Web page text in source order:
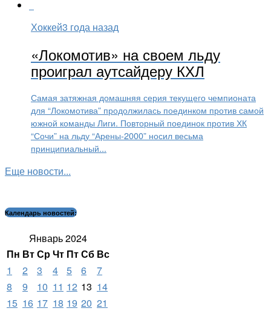
Хоккей3 года назад
«Локомотив» на своем льду
проиграл аутсайдеру КХЛ
Самая затяжная домашняя серия текущего чемпионата
для “Локомотива” продолжилась поединком против самой
южной команды Лиги. Повторный поединок против ХК
“Сочи” на льду “Арены-2000” носил весьма
принципиальный...
Еще новости...
Календарь новостей:
Январь 2024
Пн ВтСрЧт ПтСб Вс
1
2 3 4 5 6
7
8
9 10 11 12 13 14
15 16 17 18 19 20 21